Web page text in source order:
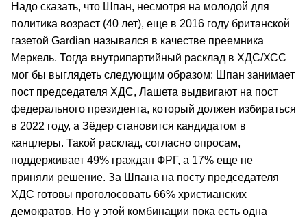
Надо сказать, что Шпан, несмотря на молодой для
политика возраст (40 лет), еще в 2016 году британской
газетой Gardian назывался в качестве преемника
Меркель. Тогда внутрипартийный расклад в ХДС/ХСС
мог бы выглядеть следующим образом: Шпан занимает
пост председателя ХДС, Лашета выдвигают на пост
федерального президента, который должен избираться
в 2022 году, а Зёдер становится кандидатом в
канцлеры. Такой расклад, согласно опросам,
поддерживает 49% граждан ФРГ, а 17% еще не
приняли решение. За Шпана на посту председателя
ХДС готовы проголосовать 66% христианских
демократов. Но у этой комбинации пока есть одна